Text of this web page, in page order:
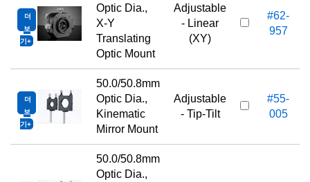
더
보
기
Optic Dia.,
X-Y
Translating
Optic Mount
Adjustable
- Linear
(XY)
#62-
957
더
보
기
50.0/50.8mm
Optic Dia.,
Kinematic
Mirror Mount
Adjustable
- Tip-Tilt
#55-
005
50.0/50.8mm
Optic Dia.,